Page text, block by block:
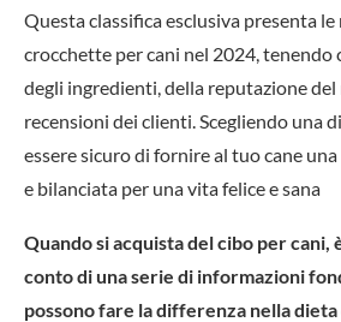
Questa classifica esclusiva presenta
crocchette per cani nel 2024,
degli ingredienti, della reputazione del
recensioni dei clienti. Scegliendo una
essere sicuro di fornire al tuo cane
e bilanciata per una vita felice e sana
Quando si acquista del cibo per
conto di una serie di informazioni
possono fare la differenza nella